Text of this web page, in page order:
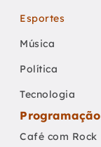
Esportes
Música
Política
Tecnologia
Programação
Café com Rock